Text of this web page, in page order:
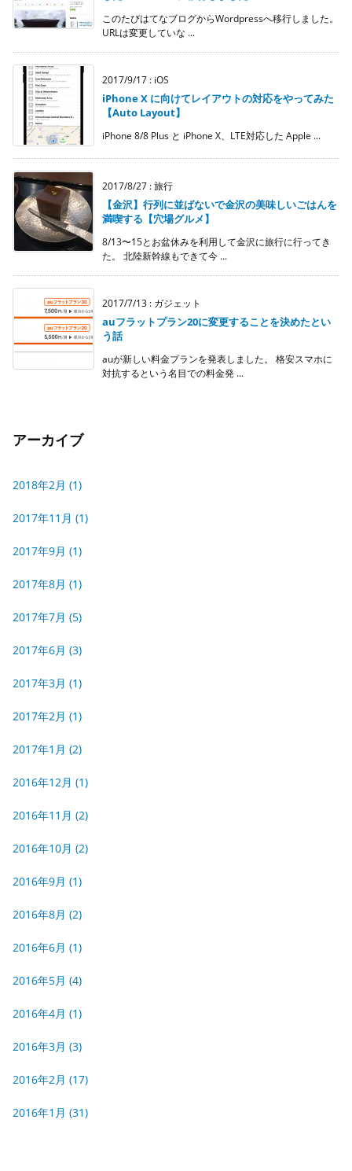
このたびはてなブログからWordpressへ移行しました。
URLは変更していな ...
2017/9/17 : iOS
iPhone X に向けてレイアウトの対応をやってみた
【Auto Layout】
iPhone 8/8 Plus と iPhone X、LTE対応した Apple ...
2017/8/27 :旅行
【金沢】行列に並ばないで金沢の美味しいごはんを
満喫する【穴場グルメ】
8/13〜15とお盆休みを利用して金沢に旅行に行ってき
た。 北陸新幹線もできて今 ...
2017/7/13 : ガジェット
auフラットプラン20に変更することを決めたとい
う話
auが新しい料金プランを発表しました。 格安スマホに
対抗するという名目での料金発 ...
アーカイブ
2018年2月 (1)
2017年11月 (1)
2017年9月 (1)
2017年8月 (1)
2017年7月 (5)
2017年6月 (3)
2017年3月 (1)
2017年2月 (1)
2017年1月 (2)
2016年12月 (1)
2016年11月 (2)
2016年10月 (2)
2016年9月 (1)
2016年8月 (2)
2016年6月 (1)
2016年5月 (4)
2016年4月 (1)
2016年3月 (3)
2016年2月 (17)
2016年1月 (31)